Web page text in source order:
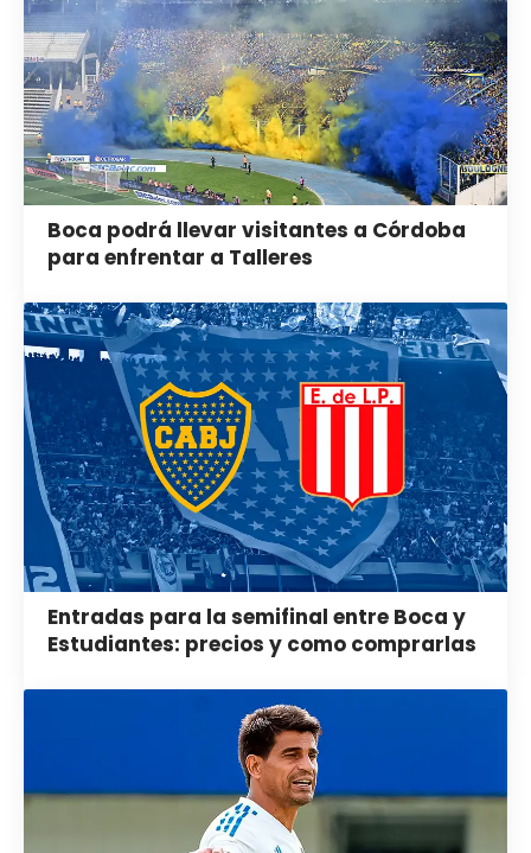
Boca podrá llevar visitantes a Córdoba
para enfrentar a Talleres
Entradas para la semifinal entre Boca y
Estudiantes: precios y como comprarlas